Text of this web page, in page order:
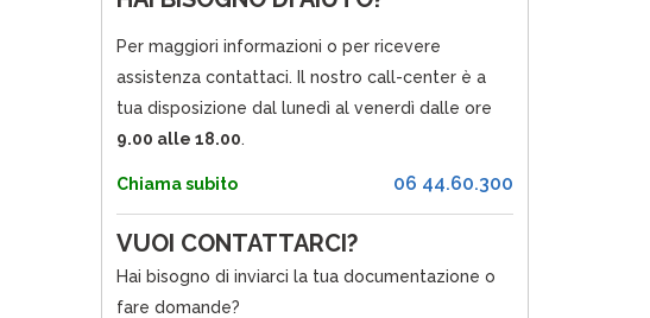
Per maggiori informazioni o per ricevere
assistenza contattaci. Il nostro call-center è a
tua disposizione dal lunedì al venerdì dalle ore
9.00 alle 18.00.
Chiama subito 06 44.60.300
VUOI CONTATTARCI?
Hai bisogno di inviarci la tua documentazione o
fare domande?